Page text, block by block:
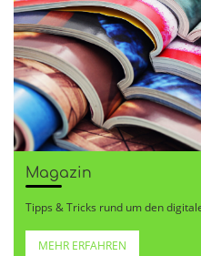
Magazin
Tipps & Tricks rund um den
MEHR ERFAHREN